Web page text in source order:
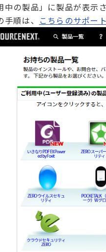
の製品」に製品が表示
順は、
こちらのサポー